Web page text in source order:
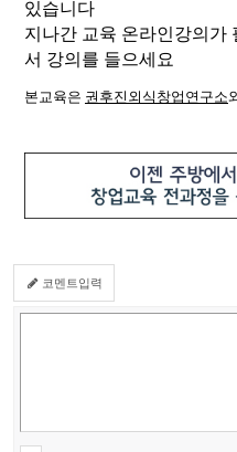
있습니다
지나간 교육 온라인강의가
서 강의를 들으세요
본교육은 권후진외식창업연구소
코멘트입력